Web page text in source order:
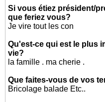
Si vous étiez président/
que feriez vous?
Je vire tout les con
Qu'est-ce qui est le plus
vie?
la famille . ma cherie .
Que faites-vous de vos
Bricolage balade Etc..